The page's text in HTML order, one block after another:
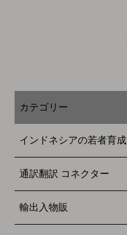
カテゴリー
インドネシアの若者育成
通訳翻訳 コネクター
輸出入物販